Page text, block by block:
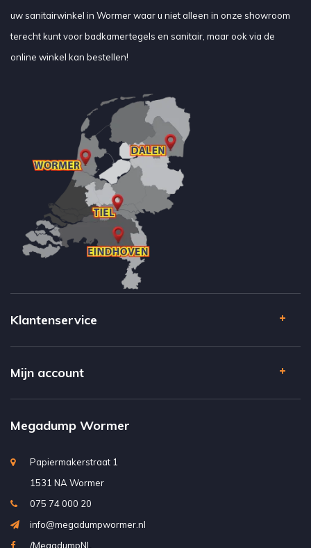
uw sanitairwinkel in Wormer waar u niet alleen in onze showroom
terecht kunt voor badkamertegels en sanitair, maar ook via de
online winkel kan bestellen!
Klantenservice
Mijn account
Megadump Wormer
Papiermakerstraat 1
1531 NA Wormer
075 74 000 20
info@megadumpwormer.nl
/MegadumpNL